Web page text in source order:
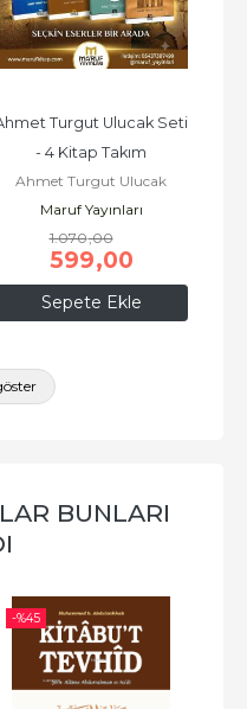
Sepete Ekle
Turgut Ulucak Seti
- 4 Kitap Takım
Ahmet Turgut Ulucak
Maruf Yayınları
1.070,00
599,00
BUNLARI
-%45